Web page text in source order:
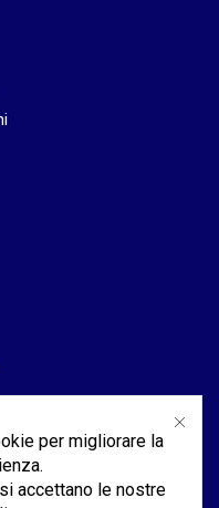
per migliorare la
accettano le nostre